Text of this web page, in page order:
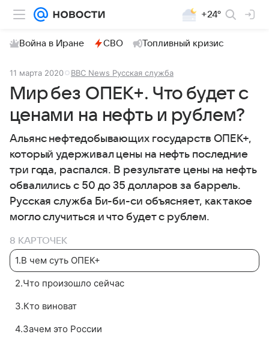
+24°
Война в Иране СВО Топливный кризис
11 марта 2020 BBC News Русская служба
Мир без ОПЕК+. Что будет с
ценами на нефть и рублем?
Альянс нефтедобывающих государств ОПЕК+,
который удерживал цены на нефть последние
три года, распался. В результате цены на нефть
обвалились с 50 до 35 долларов за баррель.
Русская служба Би-би-си объясняет, как такое
могло случиться и что будет с рублем.
8 КАРТОЧЕК
1.В чем суть ОПЕК+
2.Что произошло сейчас
3.Кто виноват
4.Зачем это России